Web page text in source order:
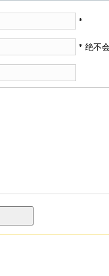
*
* 绝不